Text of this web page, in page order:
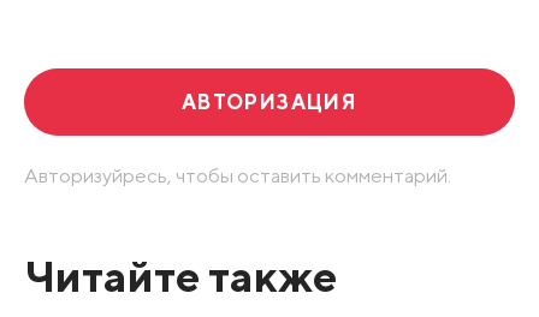
АВТОРИЗАЦИЯ
Авторизуйресь, чтобы оставить комментарий.
Читайте также